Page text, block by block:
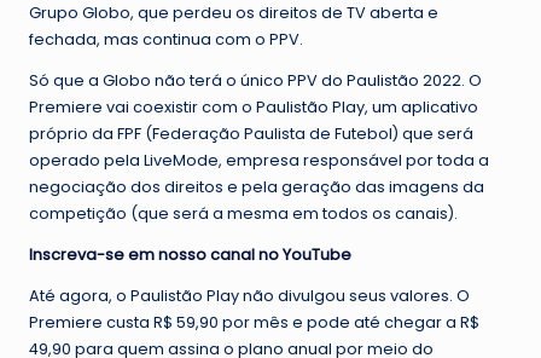
Grupo Globo, que perdeu os direitos de TV aberta e
fechada, mas continua com o PPV.
Só que a Globo não terá o único PPV do Paulistão 2022. O
Premiere vai coexistir com o Paulistão Play, um aplicativo
próprio da FPF (Federação Paulista de Futebol) que será
operado pela LiveMode, empresa responsável por toda a
negociação dos direitos e pela geração das imagens da
competição (que será a mesma em todos os canais).
Inscreva-se em nosso canal no YouTube
Até agora, o Paulistão Play não divulgou seus valores. O
Premiere custa R$ 59,90 por mês e pode até chegar a R$
49,90 para quem assina o plano anual por meio do